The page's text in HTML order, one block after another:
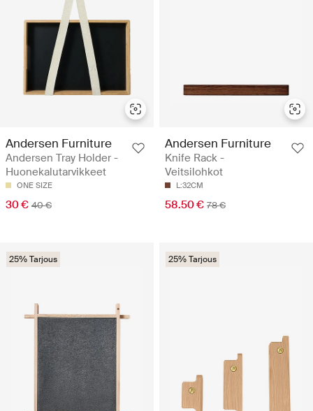
Andersen Furniture
Andersen Tray Holder -
Huonekalutarvikkeet
ONE SIZE
30 € 40 €
Andersen Furniture
Knife Rack -
Veitsilohkot
L:32CM
58.50 € 78 €
25% Tarjous 25% Tarjous